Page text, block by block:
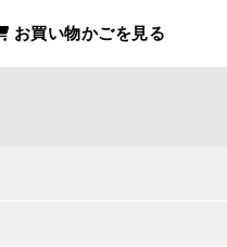
お買い物かごを見る